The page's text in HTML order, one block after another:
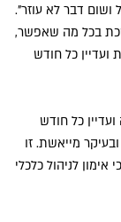
דבר לא עוזר".
בכל מה שאפשר,
כל חודש
כל חודש
מייאשת. זו
לניהול כלכלי